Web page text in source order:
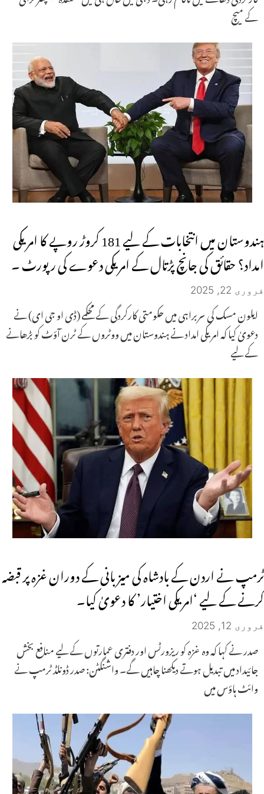
کے میچ
ہندوستان میں انتخابات کے لیے 181 کروڑ روپے کا امریکی
امداد؟ حقائق کی جانچ پڑتال کے امریکی دعوے کی رپورٹ ۔
فروری 22, 2025
ایلون مسک کی سربراہی میں حکومتی کارکردگی کے محکمے (ڈی او جی ای) نے
دعویٰ کیا کہ امریکی امداد نے ہندوستان میں ووٹروں کے ٹرن آؤٹ کو بڑھانے
کے لیے
ٹرمپ نے اردن کے بادشاہ کی میزبانی کے دوران غزہ پر قبضہ
کرنے کے لیے ‘امریکی اختیار’ کا دعویٰ کیا۔
فروری 12, 2025
صدر نے کہا کہ وہ غزہ کو ریزورٹس اور دفتری عمارتوں کے لیے منافع بخش
جائیداد میں تبدیل ہوتے دیکھنا چاہیں گے۔ واشنگٹن: صدر ڈونلڈ ٹرمپ نے
وائٹ ہاؤس میں